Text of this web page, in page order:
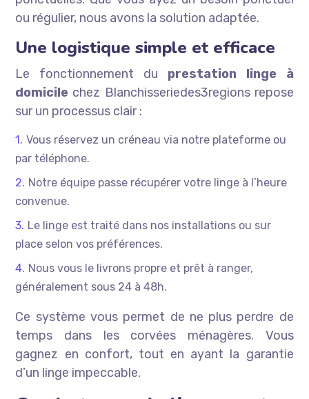
ou régulier, nous avons la solution adaptée.
Une logistique simple et efficace
Le fonctionnement du prestation linge à
domicile chez Blanchisseriedes3regions repose
sur un processus clair :
Vous réservez un créneau via notre plateforme ou
par téléphone.
Notre équipe passe récupérer votre linge à l’heure
convenue.
Le linge est traité dans nos installations ou sur
place selon vos préférences.
Nous vous le livrons propre et prêt à ranger,
généralement sous 24 à 48h.
Ce système vous permet de ne plus perdre de
temps dans les corvées ménagères. Vous
gagnez en confort, tout en ayant la garantie
d’un linge impeccable.